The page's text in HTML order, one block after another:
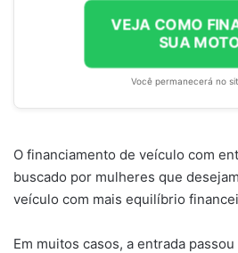
VEJA COMO
SUA
Você permanecerá no
O financiamento de veículo com
buscado por mulheres que
veículo com mais equilíbrio
Em muitos casos, a entrada